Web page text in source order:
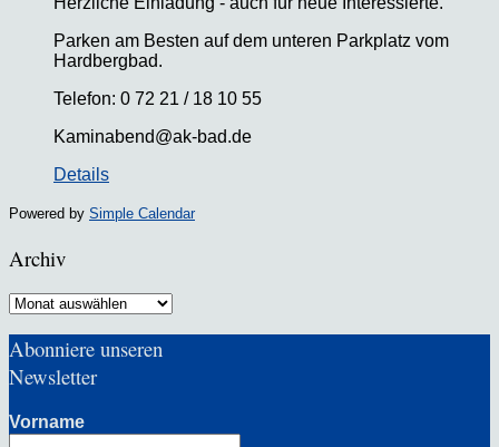
Parken am Besten auf dem unteren Parkplatz vom
Hardbergbad.
Telefon: 0 72 21 / 18 10 55
Kaminabend@ak-bad.de
Details
Powered by Simple Calendar
Archiv
Archiv
Abonniere unseren
Newsletter
Vorname